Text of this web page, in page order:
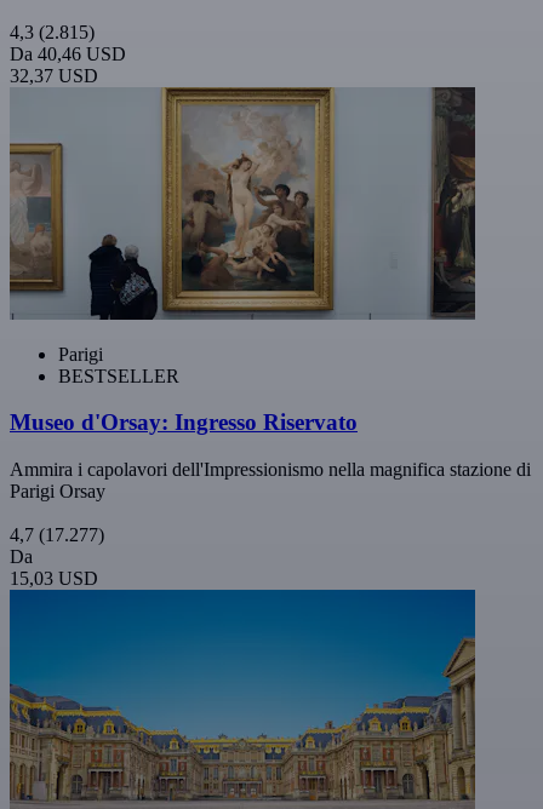
4,3 (2.815)
Da 40,46 USD
32,37 USD
Parigi
BESTSELLER
Museo d'Orsay: Ingresso Riservato
Ammira i capolavori dell'Impressionismo nella magnifica stazione di
Parigi Orsay
4,7 (17.277)
Da
15,03 USD